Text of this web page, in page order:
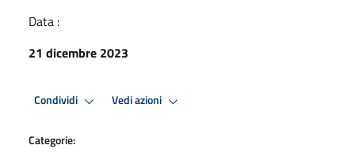
Data :
21 dicembre 2023
Condividi Vedi azioni
Categorie: